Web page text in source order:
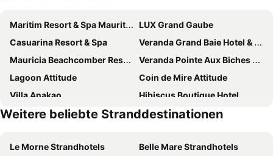
Maritim Resort & Spa Mauritius
LUX Grand Gaube
Casuarina Resort & Spa
Veranda Grand Baie Hotel & Spa
Mauricia Beachcomber Resort & Spa
Veranda Pointe Aux Biches Hotel
Lagoon Attitude
Coin de Mire Attitude
Villa Anakao
Hibiscus Boutique Hotel
Wonders Beach Boutique Hotel
Le Suffren Hotel & Marina
Toparadis Guest House
Sunset Reef Resort & Spa
Weitere beliebte Stranddestinationen
Le Morne Strandhotels
Belle Mare Strandhotels